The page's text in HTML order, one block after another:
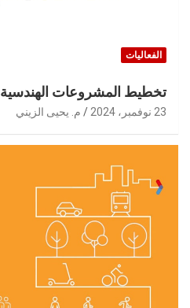
الفعاليات
تخطيط المشروعات الهندسية
23 نوفمبر، 2024 م. يحيى الزيني